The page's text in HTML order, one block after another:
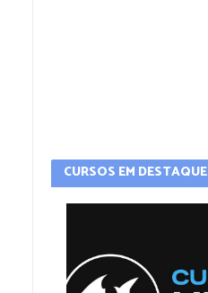
CURSOS EM DESTAQUE